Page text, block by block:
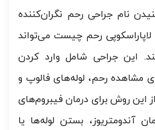
نام جراحی رحم نگران‌کننده
لاپاراسکوپی رحم چیست می‌تواند
این جراحی شامل وارد کردن
مشاهده رحم، لوله‌های فالوپ و
روش برای درمان فیبروم‌های
آندومتریوز، بستن لوله‌ها یا